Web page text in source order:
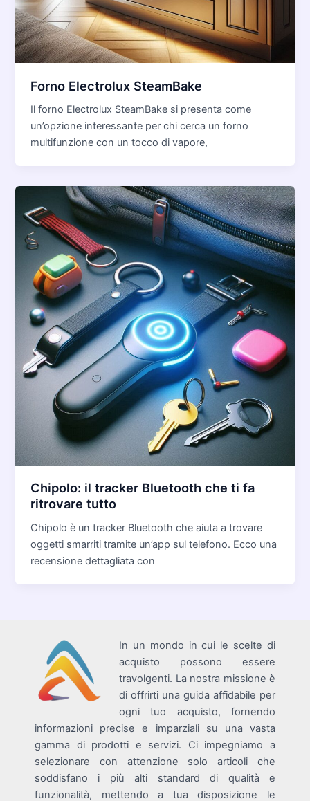
Forno Electrolux SteamBake
Il forno Electrolux SteamBake si presenta come
un’opzione interessante per chi cerca un forno
multifunzione con un tocco di vapore,
Chipolo: il tracker Bluetooth che ti fa
ritrovare tutto
Chipolo è un tracker Bluetooth che aiuta a trovare
oggetti smarriti tramite un’app sul telefono. Ecco una
recensione dettagliata con
In un mondo in cui le scelte di
acquisto possono essere
travolgenti. La nostra missione è
di offrirti una guida affidabile per
ogni tuo acquisto, fornendo
informazioni precise e imparziali su una vasta
gamma di prodotti e servizi. Ci impegniamo a
selezionare con attenzione solo articoli che
soddisfano i più alti standard di qualità e
funzionalità, mettendo a tua disposizione le